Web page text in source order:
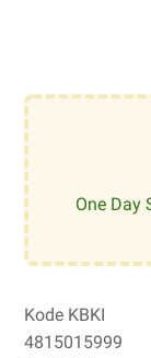
One Day
Kode KBKI
4815015999